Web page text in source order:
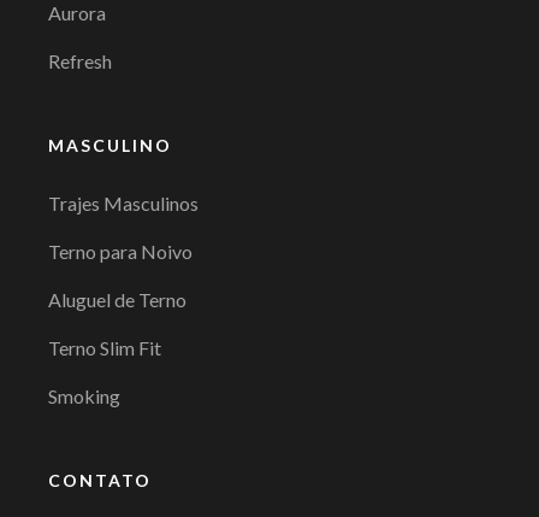
Aurora
Refresh
MASCULINO
Trajes Masculinos
Terno para Noivo
Aluguel de Terno
Terno Slim Fit
Smoking
CONTATO